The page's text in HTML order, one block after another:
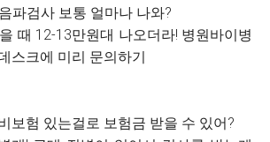
파검사 보통 얼마나 나와?
때 12-13만원대 나오더라! 병원바이병
스크에 미리 문의하기
보험 있는걸로 보험금 받을 수 있어?